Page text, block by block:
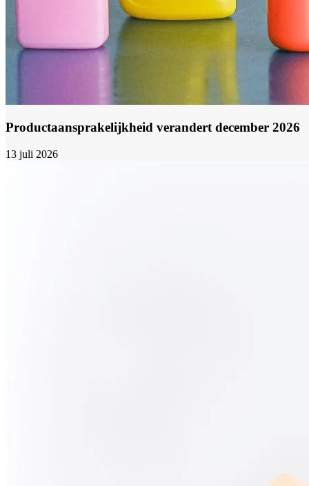
Productaansprakelijkheid verandert december 2026
13 juli 2026